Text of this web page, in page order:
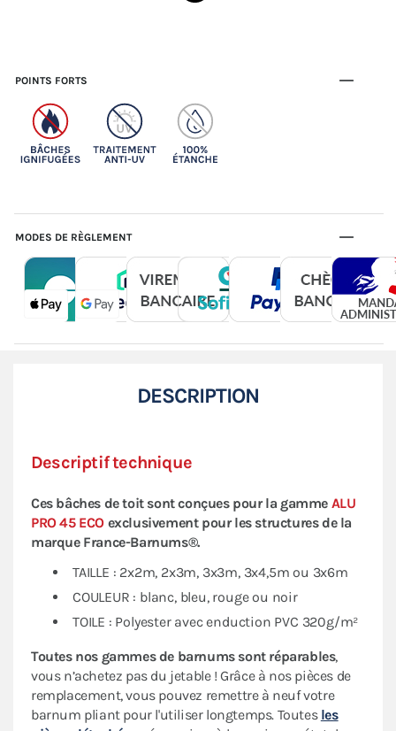
POINTS FORTS
MODES DE RÈGLEMENT
DESCRIPTION
Descriptif technique
Ces bâches de toit sont conçues pour la gamme ALU
PRO 45 ECO exclusivement pour les structures de la
marque France-Barnums®.
TAILLE : 2x2m, 2x3m, 3x3m, 3x4,5m ou 3x6m
COULEUR : blanc, bleu, rouge ou noir
TOILE : Polyester avec enduction PVC 320g/m²
Toutes nos gammes de barnums sont réparables,
vous n’achetez pas du jetable ! Grâce à nos pièces de
remplacement, vous pouvez remettre à neuf votre
barnum pliant pour l'utiliser longtemps. Toutes les